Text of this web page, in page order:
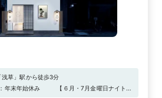
草」駅から徒歩3分
年末年始休み⠀ ⠀ ⠀【６月・7月金曜日ナイト営